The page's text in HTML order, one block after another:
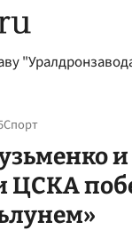
Спорт
ЦСКА